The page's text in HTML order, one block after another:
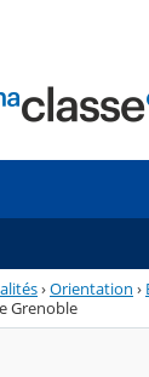
›Orientation ›
Grenoble